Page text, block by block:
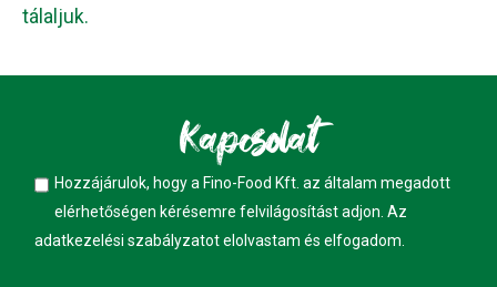
tálaljuk.
Kapcsolat
Hozzájárulok, hogy a Fino-Food Kft. az általam megadott
elérhetőségen kérésemre felvilágosítást adjon. Az
adatkezelési szabályzatotelolvastam és elfogadom.